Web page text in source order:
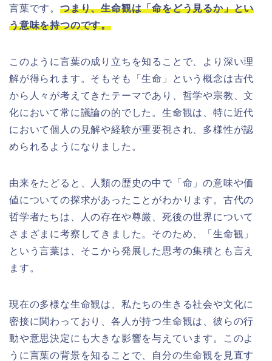
言葉です。 つまり、生命観は「命をどう見るか」とい
う意味を持つのです。
このように言葉の成り立ちを知ることで、より深い理
解が得られます。そもそも「生命」という概念は古代
から人々が考えてきたテーマであり、哲学や宗教、文
化において常に議論の的でした。生命観は、特に近代
において個人の見解や経験が重要視され、多様性が認
められるようになりました。
由来をたどると、人類の歴史の中で「命」の意味や価
値についての探求があったことがわかります。古代の
哲学者たちは、人の存在や尊厳、死後の世界について
さまざまに考察してきました。そのため、「生命観」
という言葉は、そこから発展した思考の集積とも言え
ます。
現在の多様な生命観は、私たちの生きる社会や文化に
密接に関わっており、各人が持つ生命観は、彼らの行
動や意思決定にも大きな影響を与えています。このよ
うに言葉の背景を知ることで、自分の生命観を見直す